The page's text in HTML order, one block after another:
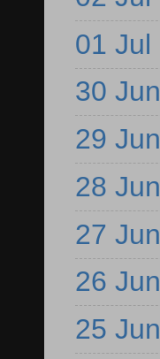
01 Jul
30 Jun
29 Jun
28 Jun
27 Jun
26 Jun
25 Jun